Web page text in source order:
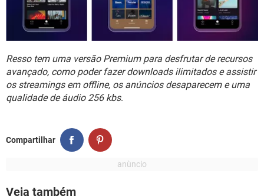
Resso tem uma versão Premium para desfrutar de recursos
avançado, como poder fazer downloads ilimitados e assistir
os streamings em offline, os anúncios desaparecem e uma
qualidade de áudio 256 kbs.
Compartilhar
Veja também